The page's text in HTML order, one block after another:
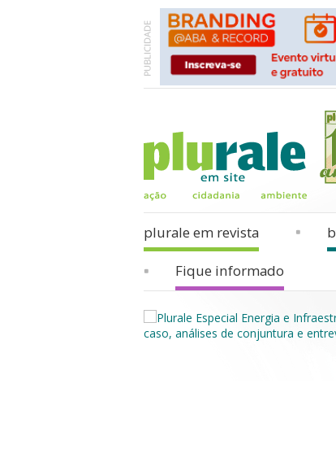
plurale em revista
Fique informado